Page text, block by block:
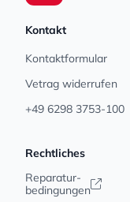
Kontakt
Kontaktformular
Vetrag widerrufen
+49 6298 3753-100
Rechtliches
Reparatur-
bedingungen